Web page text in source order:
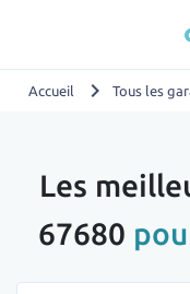
Accueil chevron_right Tous les
Les
67680